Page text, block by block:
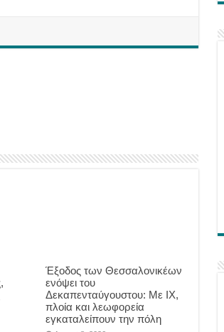
Έξοδος των Θεσσαλονικέων
ενόψει του
Δεκαπενταύγουστου: Με ΙΧ,
πλοία και λεωφορεία
εγκαταλείπουν την πόλη